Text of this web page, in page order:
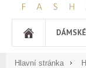
Hlavní stránka